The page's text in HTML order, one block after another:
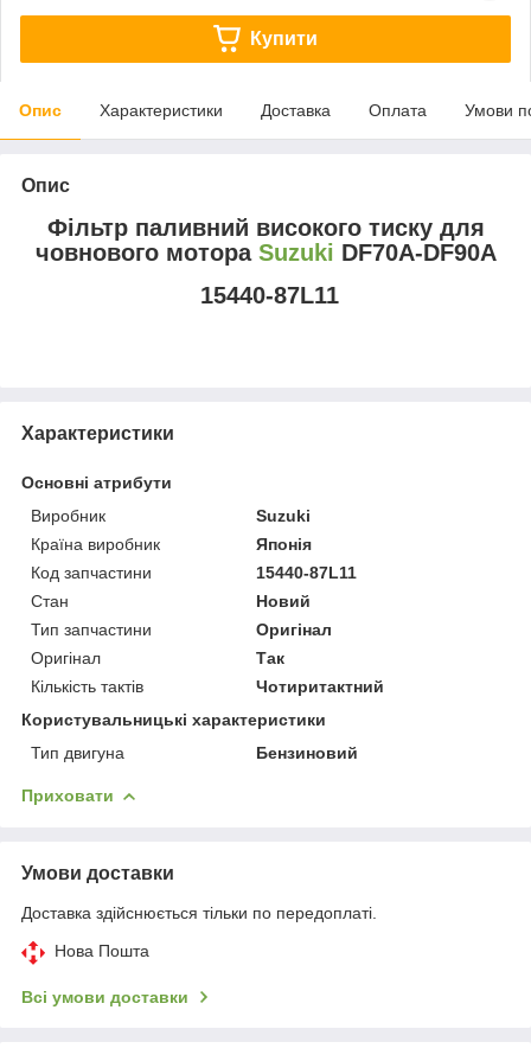
Купити
Опис Характеристики Доставка Оплата Умови
Опис
Фільтр паливний високого тиску для
човнового мотора Suzuki DF70A-DF90A
15440-87L11
Характеристики
Основні атрибути
Виробник
Suzuki
Країна виробник
Японія
Код запчастини
15440-87L11
Стан
Новий
Тип запчастини
Оригінал
Оригінал
Так
Кількість тактів
Чотиритактний
Користувальницькі характеристики
Тип двигуна
Бензиновий
Приховати
Умови доставки
Доставка здійснюється тільки по передоплаті.
Нова Пошта
Всі умови доставки